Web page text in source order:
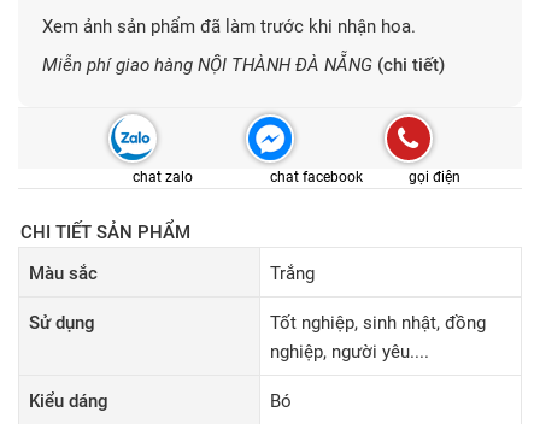
Xem ảnh sản phẩm đã làm trước khi nhận hoa.
Miễn phí giao hàng NỘI THÀNH ĐÀ NẴNG (chi tiết)
chat zalo chat facebook gọi điện
CHI TIẾT SẢN PHẨM
Màu sắc
Trắng
Sử dụng
Tốt nghiệp, sinh nhật, đồng
nghiệp, người yêu....
Kiểu dáng Bó